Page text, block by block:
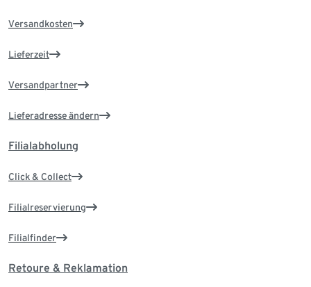
Versandkosten
Lieferzeit
Versandpartner
Lieferadresse ändern
Filialabholung
Click & Collect
Filialreservierung
Filialfinder
Retoure & Reklamation